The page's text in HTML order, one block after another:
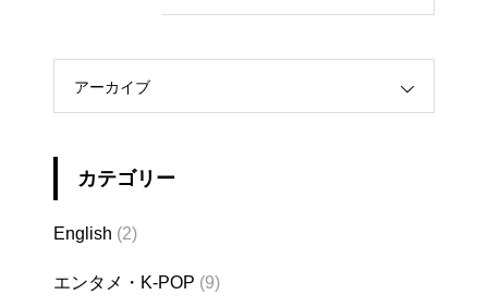
アーカイブ
カテゴリー
English (2)
エンタメ・K-POP (9)